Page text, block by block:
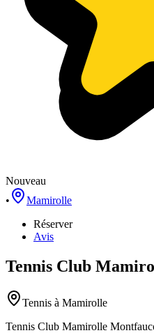
Nouveau
•
Mamirolle
Réserver
Avis
Tennis Club
Tennis à Mamirolle
Tennis Club Mamirolle